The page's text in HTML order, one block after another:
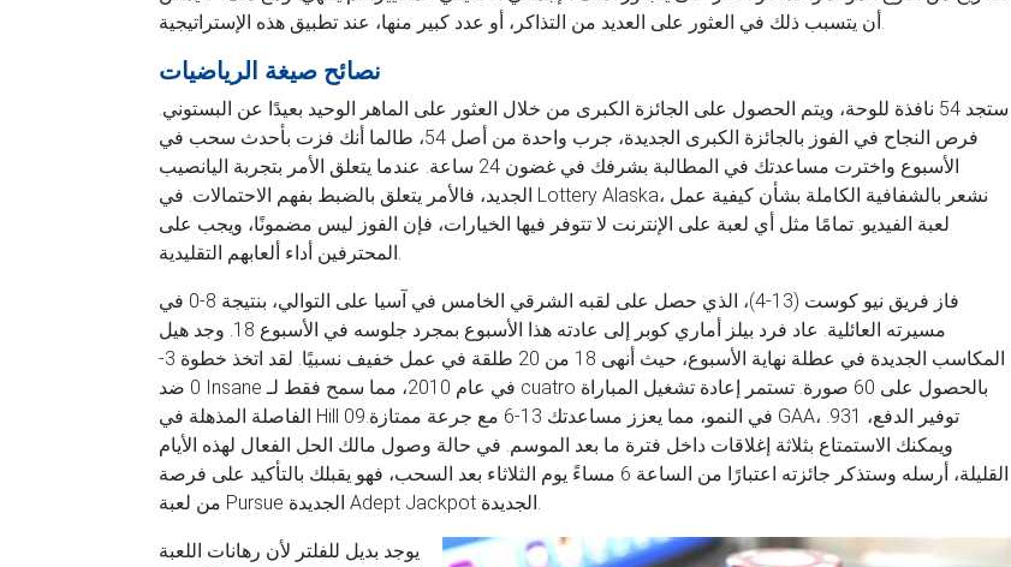
أن يتسبب ذلك في العثور على العديد من التذاكر، أو عدد كبير منها، عند تطبيق هذه الإستراتيجية.
نصائح صيغة الرياضيات
ستجد 54 نافذة للوحة، ويتم الحصول على الجائزة الكبرى من خلال العثور على الماهر الوحيد بعيدًا عن البستوني.
فرص النجاح في الفوز بالجائزة الكبرى الجديدة، جرب واحدة من أصل 54، طالما أنك فزت بأحدث سحب في
الأسبوع واخترت مساعدتك في المطالبة بشرفك في غضون 24 ساعة. عندما يتعلق الأمر بتجربة اليانصيب
الجديد، فالأمر يتعلق بالضبط بفهم الاحتمالات. في Lottery Alaska، نشعر بالشفافية الكاملة بشأن كيفية عمل
لعبة الفيديو. تمامًا مثل أي لعبة على الإنترنت لا تتوفر فيها الخيارات، فإن الفوز ليس مضمونًا، ويجب على
المحترفين أداء ألعابهم التقليدية.
فاز فريق نيو كوست (13-4)، الذي حصل على لقبه الشرقي الخامس في آسيا على التوالي، بنتيجة 8-0 في
مسيرته العائلية. عاد فرد بيلز أماري كوبر إلى عادته هذا الأسبوع بمجرد جلوسه في الأسبوع 18. وجد هيل
المكاسب الجديدة في عطلة نهاية الأسبوع، حيث أنهى 18 من 20 طلقة في عمل خفيف نسبيًا. لقد اتخذ خطوة 3-
0 ضد Insane في عام 2010، مما سمح فقط لـ cuatro بالحصول على 60 صورة. تستمر إعادة تشغيل المباراة
الفاصلة المذهلة في Hill في النمو، مما يعزز مساعدتك 13-6 مع جرعة ممتازة.09 GAA، .931 توفير الدفع،
ويمكنك الاستمتاع بثلاثة إغلاقات داخل فترة ما بعد الموسم. في حالة وصول مالك الحل الفعال لهذه الأيام
القليلة، أرسله وستذكر جائزته اعتبارًا من الساعة 6 مساءً يوم الثلاثاء بعد السحب، فهو يقبلك بالتأكيد على فرصة
من لعبة Pursue الجديدة Adept Jackpot الجديدة.
يوجد بديل للفلتر لأن رهانات اللعبة